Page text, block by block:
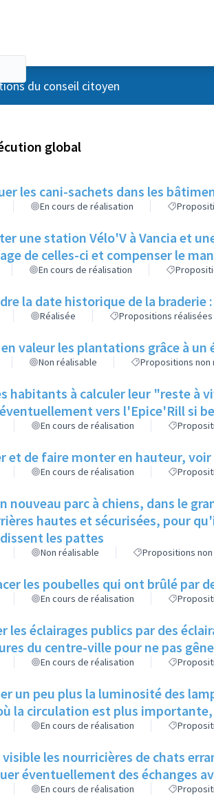
du conseil citoyen
global
les cani-sachets dans les
En cours de réalisation
une station Vélo'V à Vancia et
de celles-ci et compenser le
En cours de réalisation
la date historique de la braderie
Réalisée Propositions réalisées
valeur les plantations grâce à
Non réalisable Propositions non
habitants à calculer leur "reste à
vers l'Epice'Rill si
En cours de réalisation
et de faire monter en hauteur,
En cours de réalisation
nouveau parc à chiens, dans le
hautes et sécurisées, pour
les pattes
Non réalisable Propositions
les poubelles qui ont brûlé par
En cours de réalisation
les éclairages publics par des
du centre-ville pour ne pas
En cours de réalisation
un peu plus la luminosité des
la circulation est plus
En cours de réalisation
visible les nourricières de chats
éventuellement des échanges
En cours de réalisation